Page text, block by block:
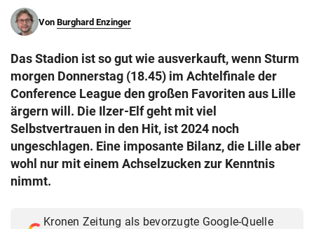
search
eingeben
© Krone Multimedia GmbH & Co KG 2026
Muthgasse 2, 1190 Wien
Von Burghard Enzinger
Das Stadion ist so gut wie ausverkauft, wenn Sturm
morgen Donnerstag (18.45) im Achtelfinale der
Conference League den großen Favoriten aus Lille
ärgern will. Die Ilzer-Elf geht mit viel
Selbstvertrauen in den Hit, ist 2024 noch
ungeschlagen. Eine imposante Bilanz, die Lille aber
wohl nur mit einem Achselzucken zur Kenntnis
nimmt.
Kronen Zeitung als bevorzugte Google-Quelle